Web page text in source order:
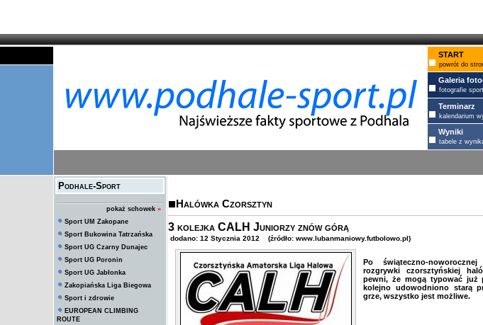
START
powrót do
Galeria
fotografie
Terminarz
kalendarium
Wyniki
tabele z
Podhale-Sport
pokaż schowek »
Sport UM Zakopane
Sport Bukowina Tatrzańska
Sport UG Czarny Dunajec
Sport UG Poronin
Sport UG Jabłonka
Zakopiańska Liga Biegowa
Sport i zdrowie
EUROPEAN CLIMBING
ROUTE
Halówka Czorsztyn
3 kolejka CALH Juniorzy znów górą
dodano: 12 Stycznia 2012 (źródło: www.lubanmaniowy.futbolowo.pl)
Po świąteczno-
rozgrywki czorsztyńskiej
pewni, że mogą typować już
kolejno udowodniono starą
grze, wszystko jest możliwe.